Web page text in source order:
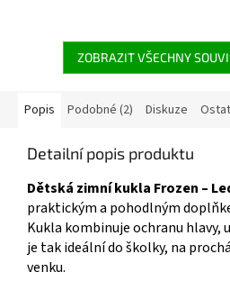
ZOBRAZIT VŠECHNY
Popis Podobné (2) Diskuze
Detailní popis produktu
Dětská zimní kukla Frozen –
praktickým a pohodlným
Kukla kombinuje ochranu hlavy,
je tak ideální do školky, na
venku.